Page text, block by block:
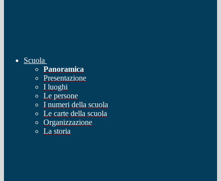
Scuola
Panoramica
Presentazione
I luoghi
Le persone
I numeri della scuola
Le carte della scuola
Organizzazione
La storia